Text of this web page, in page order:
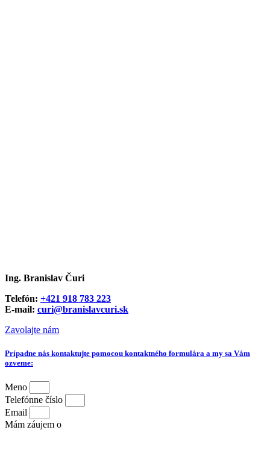
Ing. Branislav Čuri
Telefón: +421 918 783 223
E-mail: curi@branislavcuri.sk
Zavolajte nám
Prípadne nás kontaktujte pomocou kontaktného formulára a my sa Vám
ozveme:
Meno
Telefónne číslo
Email
Mám záujem o